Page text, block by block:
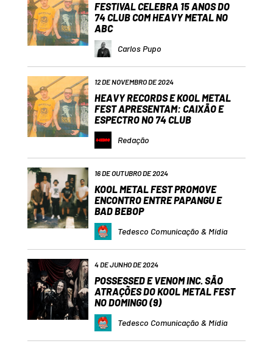
FESTIVAL CELEBRA 15 ANOS DO
74 CLUB COM HEAVY METAL NO
ABC
Carlos Pupo
12 DE NOVEMBRO DE 2024
HEAVY RECORDS E KOOL METAL
FEST APRESENTAM: CAIXÃO E
ESPECTRO NO 74 CLUB
Redação
16 DE OUTUBRO DE 2024
KOOL METAL FEST PROMOVE
ENCONTRO ENTRE PAPANGU E
BAD BEBOP
Tedesco Comunicação & Mídia
4 DE JUNHO DE 2024
POSSESSED E VENOM INC. SÃO
ATRAÇÕES DO KOOL METAL FEST
NO DOMINGO (9)
Tedesco Comunicação & Mídia